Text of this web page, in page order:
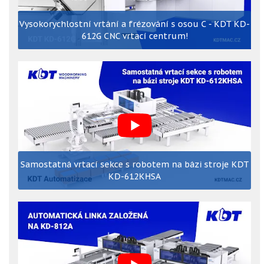
Vysokorychlostní vrtání a frézování s osou C - KDT KD-
612G CNC vrtací centrum!
Samostatná vrtací sekce s robotem na bázi stroje KDT
KD-612KHSA